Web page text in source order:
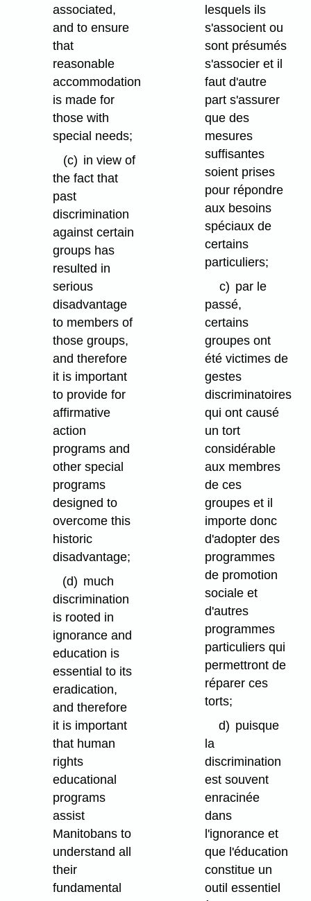
associated,
and to ensure
that
reasonable
accommodation
is made for
those with
special needs;
(c) in view of
the fact that
past
discrimination
against certain
groups has
resulted in
serious
disadvantage
to members of
those groups,
and therefore
it is important
to provide for
affirmative
action
programs and
other special
programs
designed to
overcome this
historic
disadvantage;
(d) much
discrimination
is rooted in
ignorance and
education is
essential to its
eradication,
and therefore
it is important
that human
rights
educational
programs
assist
Manitobans to
understand all
their
fundamental
lesquels ils
s'associent ou
sont présumés
s'associer et il
faut d'autre
part s'assurer
que des
mesures
suffisantes
soient prises
pour répondre
aux besoins
spéciaux de
certains
particuliers;
c) par le
passé,
certains
groupes ont
été victimes de
gestes
discriminatoires
qui ont causé
un tort
considérable
aux membres
de ces
groupes et il
importe donc
d'adopter des
programmes
de promotion
sociale et
d'autres
programmes
particuliers qui
permettront de
réparer ces
torts;
d) puisque
la
discrimination
est souvent
enracinée
dans
l'ignorance et
que l'éducation
constitue un
outil essentiel